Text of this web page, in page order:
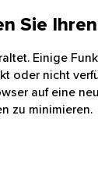
Sie
Einige
oder nicht
auf eine
zu minimieren.